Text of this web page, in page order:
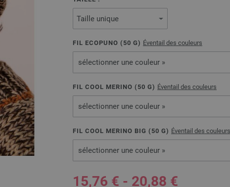
FIL ECOPUNO ( 50 G) Éventail des couleurs
sélectionner une couleur »
FIL COOL MERINO ( 50 G) Éventail des couleurs
sélectionner une couleur »
FIL COOL MERINO BIG ( 50 G) Éventail des couleurs
sélectionner une couleur »
15,76 € - 20,88 €